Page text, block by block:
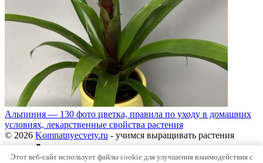
Альпиния — 130 фото цветка, правила по уходу в домашних
условиях, лекарственные свойства растения
© 2026 Komnatnyecvety.ru - учимся выращивать растения
вместе ☘️
Этот веб-сайт использует файлы cookie для улучшения взаимодействия с